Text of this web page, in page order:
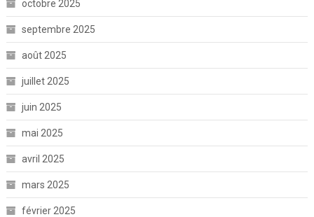
octobre 2025
septembre 2025
août 2025
juillet 2025
juin 2025
mai 2025
avril 2025
mars 2025
février 2025